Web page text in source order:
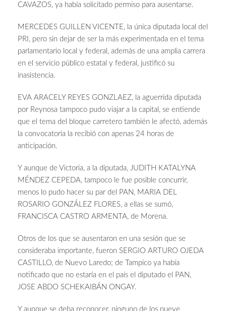
CAVAZOS, ya había solicitado permiso para ausentarse.
MERCEDES GUILLEN VICENTE, la única diputada local del
PRI, pero sin dejar de ser la más experimentada en el tema
parlamentario local y federal, además de una amplia carrera
en el servicio público estatal y federal, justificó su
inasistencia.
EVA ARACELY REYES GONZLAEZ, la aguerrida diputada
por Reynosa tampoco pudo viajar a la capital, se entiende
que el tema del bloque carretero también le afectó, además
la convocatoria la recibió con apenas 24 horas de
anticipación.
Y aunque de Victoria, a la diputada, JUDITH KATALYNA
MÉNDEZ CEPEDA, tampoco le fue posible concurrir,
menos lo pudo hacer su par del PAN, MARIA DEL
ROSARIO GONZÁLEZ FLORES, a ellas se sumó,
FRANCISCA CASTRO ARMENTA, de Morena.
Otros de los que se ausentaron en una sesión que se
consideraba importante, fueron SERGIO ARTURO OJEDA
CASTILLO, de Nuevo Laredo; de Tampico ya había
notificado que no estaría en el país el diputado el PAN,
JOSE ABDO SCHEKAIBÁN ONGAY.
Y aunque se deba reconocer, ninguno de los nueve